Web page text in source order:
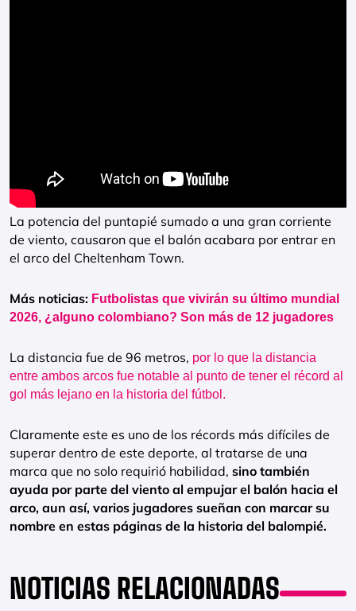
La potencia del puntapié sumado a una gran corriente
de viento, causaron que el balón acabara por entrar en
el arco del Cheltenham Town.
Más noticias: Futbolistas que vivirán su último mundial
2026, ¿alguno colombiano? Son más de 12 jugadores
La distancia fue de 96 metros, por lo que la distancia
entre ambos arcos fue notable al punto de tener el récord al
gol más lejano en la historia del fútbol.
Claramente este es uno de los récords más difíciles de
superar dentro de este deporte, al tratarse de una
marca que no solo requirió habilidad, sino también
ayuda por parte del viento al empujar el balón hacia el
arco, aun así, varios jugadores sueñan con marcar su
nombre en estas páginas de la historia del balompié.
NOTICIAS RELACIONADAS